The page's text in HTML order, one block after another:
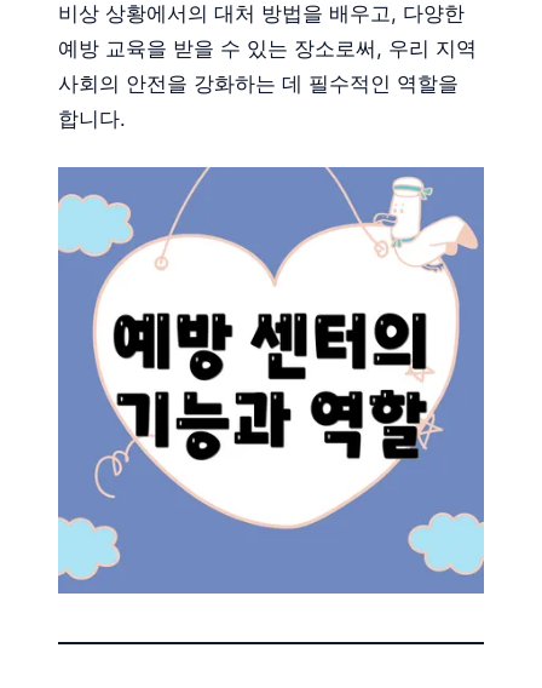
비상 상황에서의 대처 방법을 배우고, 다양한
예방 교육을 받을 수 있는 장소로써, 우리 지역
사회의 안전을 강화하는 데 필수적인 역할을
합니다.